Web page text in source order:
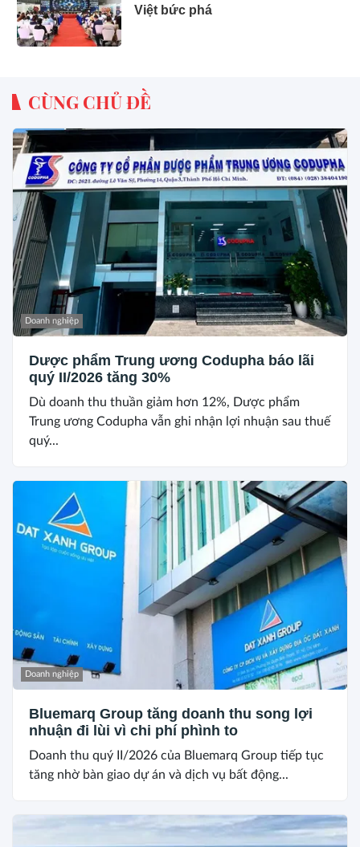
Việt bức phá
CÙNG CHỦ ĐỀ
Doanh nghiệp
Dược phẩm Trung ương Codupha báo lãi
quý II/2026 tăng 30%
Dù doanh thu thuần giảm hơn 12%, Dược phẩm
Trung ương Codupha vẫn ghi nhận lợi nhuận sau thuế
quý...
Doanh nghiệp
Bluemarq Group tăng doanh thu song lợi
nhuận đi lùi vì chi phí phình to
Doanh thu quý II/2026 của Bluemarq Group tiếp tục
tăng nhờ bàn giao dự án và dịch vụ bất động...